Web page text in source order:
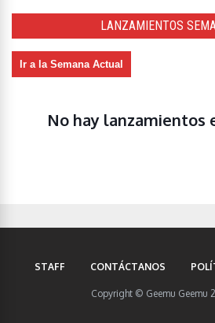
LANZAMIENTOS
Ir a la Semana Actual
No hay lanzamientos
STAFF CONTÁCTANOS
Copyright © Geemu Geemu